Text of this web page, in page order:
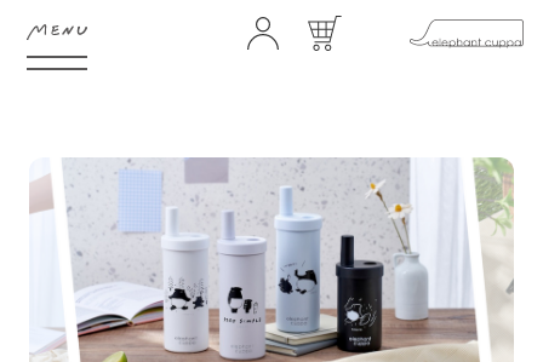
HOME ABOUT
FEATURE
GIFTS NEWS